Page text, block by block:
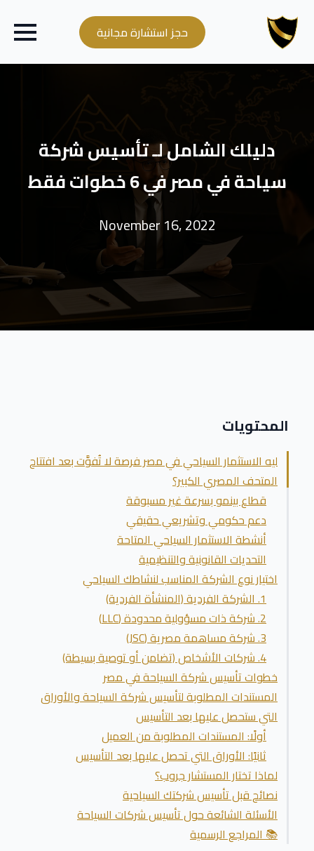
حجز استشارة مجانية
دليلك الشامل لـ تأسيس شركة
سياحة في مصر في 6 خطوات فقط
November 16, 2022
المحتويات
ليه الاستثمار السياحي في مصر فرصة لا تُفوَّت بعد افتتاح
المتحف المصري الكبير؟
قطاع بينمو بسرعة غير مسبوقة
دعم حكومي وتشريعي حقيقي
أنشطة الاستثمار السياحي المتاحة
التحديات القانونية والتنظيمية
اختيار نوع الشركة المناسب لنشاطك السياحي
1. الشركة الفردية (المنشأة الفردية)
2. شركة ذات مسؤولية محدودة (LLC)
3. شركة مساهمة مصرية (JSC)
4. شركات الأشخاص (تضامن أو توصية بسيطة)
خطوات تأسيس شركة السياحة في مصر
المستندات المطلوبة لتأسيس شركة السياحة والأوراق
التي ستحصل عليها بعد التأسيس
أولًا: المستندات المطلوبة من العميل
ثانيًا: الأوراق التي تحصل عليها بعد التأسيس
لماذا تختار المستشار جروب؟
نصائح قبل تأسيس شركتك السياحية
الأسئلة الشائعة حول تأسيس شركات السياحة
📚 المراجع الرسمية